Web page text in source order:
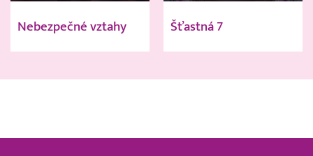
Nebezpečné vztahy Šťastná 7